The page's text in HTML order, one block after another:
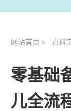
网站首页 > 百科
零基础
儿全流